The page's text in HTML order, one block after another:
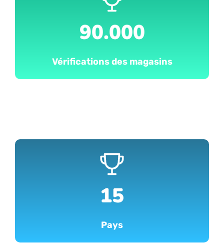
90.000
Vérifications des magasins
15
Pays